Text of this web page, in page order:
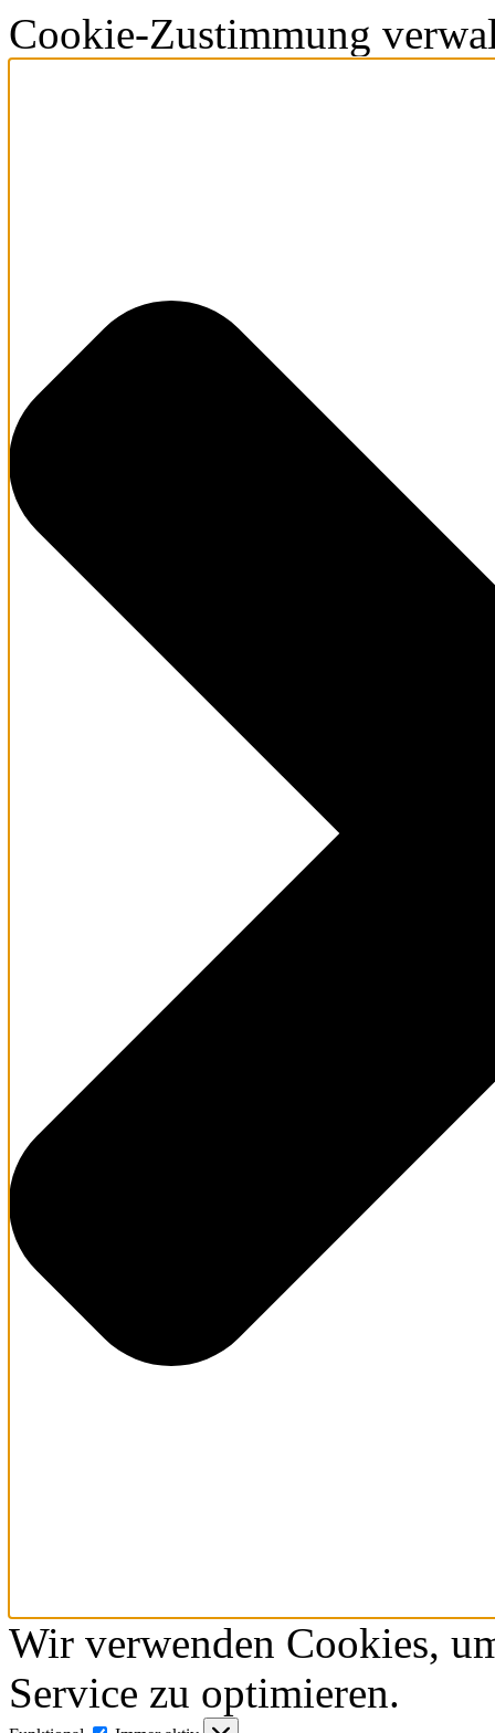
Cookie-Zustimmung
Wir verwenden Cookies,
Service zu optimieren.
Funktional